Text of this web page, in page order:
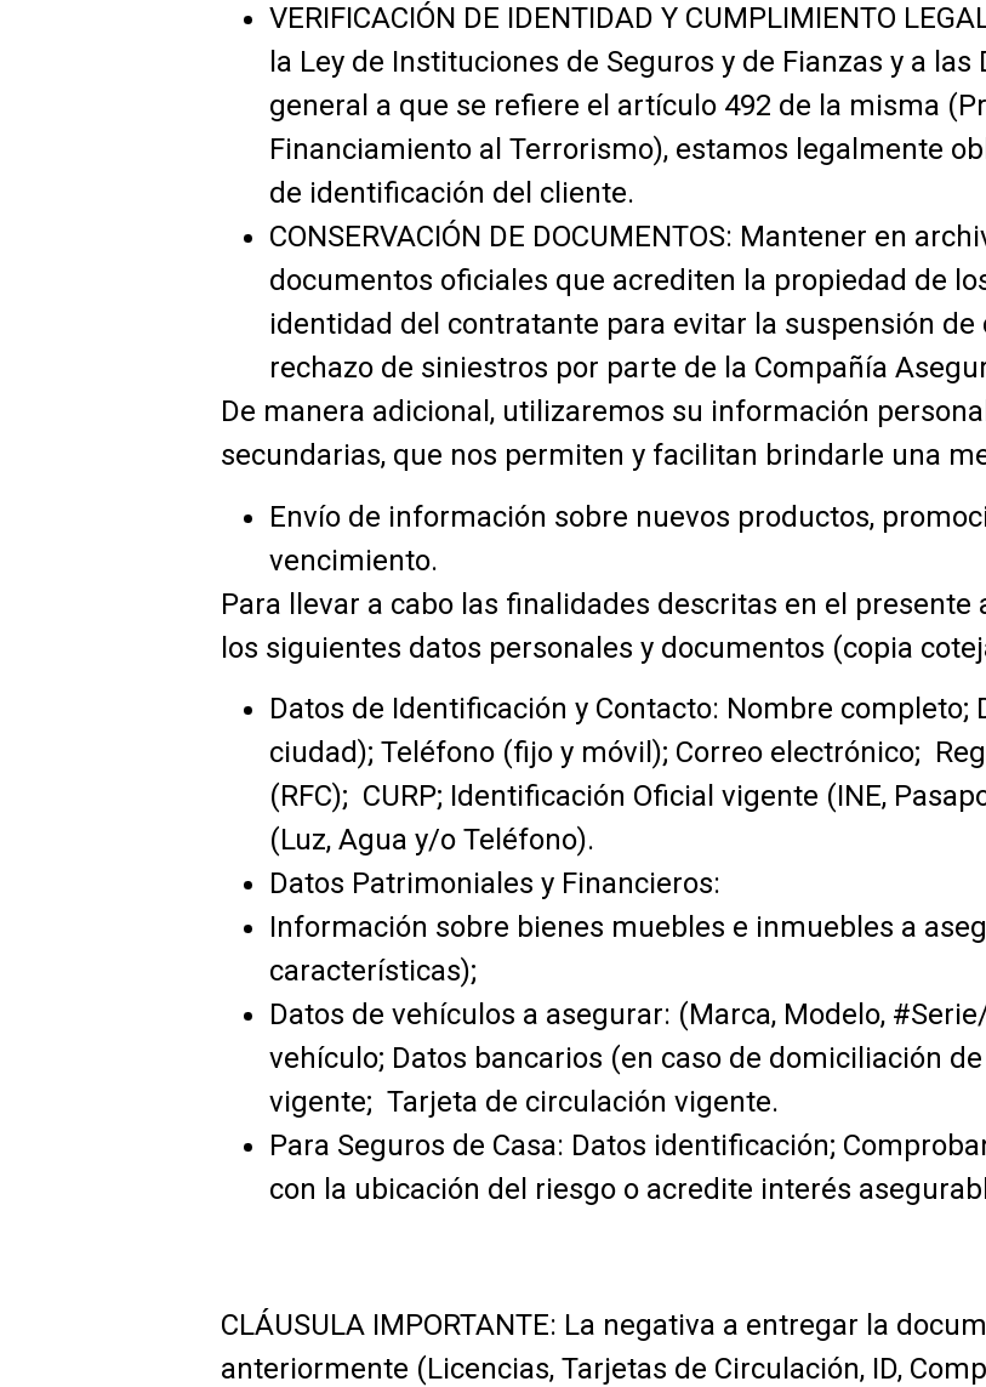
VERIFICACIÓN DE IDENTIDAD Y CUMPLIMIENTO
la Ley de Instituciones de Seguros y de Fianzas y a
general a que se refiere el artículo 492 de la misma
Financiamiento al Terrorismo), estamos legalmente
de identificación del cliente.
CONSERVACIÓN DE DOCUMENTOS: Mantener en
documentos oficiales que acrediten la propiedad de
identidad del contratante para evitar la suspensión de
rechazo de siniestros por parte de la Compañía
De manera adicional, utilizaremos su información
secundarias, que nos permiten y facilitan brindarle una
Envío de información sobre nuevos productos,
vencimiento.
Para llevar a cabo las finalidades descritas en el
los siguientes datos personales y documentos (copia
Datos de Identificación y Contacto: Nombre completo;
ciudad); Teléfono (fijo y móvil); Correo electrónico;
(RFC); CURP; Identificación Oficial vigente (INE,
(Luz, Agua y/o Teléfono).
Datos Patrimoniales y Financieros:
Información sobre bienes muebles e inmuebles a
características);
Datos de vehículos a asegurar: (Marca, Modelo,
vehículo; Datos bancarios (en caso de domiciliación
vigente; Tarjeta de circulación vigente.
Para Seguros de Casa: Datos identificación;
con la ubicación del riesgo o acredite interés
CLÁUSULA IMPORTANTE: La negativa a entregar la
anteriormente (Licencias, Tarjetas de Circulación, ID,